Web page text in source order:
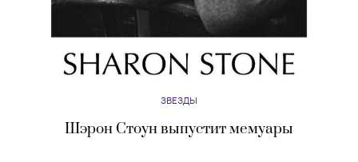
ЗВЕЗДЫ
Шэрон Стоун выпустит мемуары